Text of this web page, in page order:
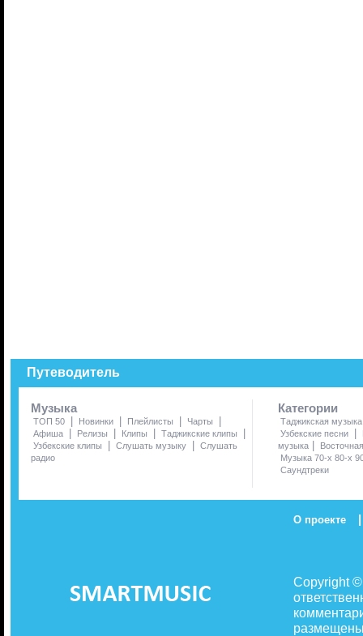
Путеводитель
Музыка
ТОП 50 | Новинки | Плейлисты | Чарты |
Афиша | Релизы | Клипы | Таджикские клипы |
Узбекские клипы | Слушать музыку | Слушать
радио
Категории
Таджикская музыка
Узбекские песни
|
музыка |
Музыка 70-х 80-х
Саундтреки
О проекте |
Copyright
размещены